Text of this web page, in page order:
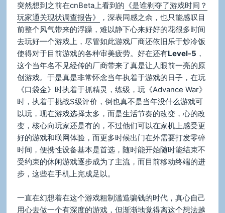
突然想到之前在cnBeta上看到的 《是谁剥夺了游戏时间？
玩家通关现状调查报告》
，深表同感之余，也只能感叹目
前整个风气带来的浮躁，难以静下心来好好的花很多时间
去玩好一个游戏上，尽管如此游戏厂商还依旧乐于炒冷饭
使得对于目前游戏的各种审美疲劳。好在还有Level-5 ，
这个当年名不见经传的厂商带来了真是让人眼前一亮的原
创游戏。于是真是非常怀念当年执着于游戏的日子，在玩
《口袋金》时执着于抓精灵，练级，玩《Advance War》
时，执着于挑战S级评价，倒也真不是当年没什么游戏可
以玩，现在游戏选择太多，而是生活节奏的改变，心的改
变，核心向玩家还是有的，不过他们可以在家机上感受更
好的游戏和联网体验，而更多时候出门在外需要打发零碎
时间，便携性设备基本是首选，随时能开始随时能结束不
受约束的休闲游戏逐步成为了主流，而目前移动终端的进
步，这些在手机上完成足以。
一直在幻想着在这个游戏粗制滥造骗钱的时代，真心自己
用心去做一个有深度的游戏，但渐渐地觉得离这个想法越